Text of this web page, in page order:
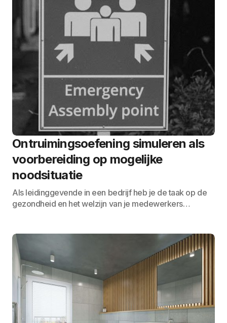
Ontruimingsoefening simuleren als
voorbereiding op mogelijke
noodsituatie
Als leidinggevende in een bedrijf heb je de taak op de
gezondheid en het welzijn van je medewerkers…